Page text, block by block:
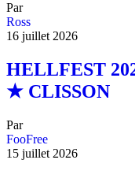
Par
Ross
16 juillet 2026
HELLFEST
★ CLISSON
Par
FooFree
15 juillet 2026